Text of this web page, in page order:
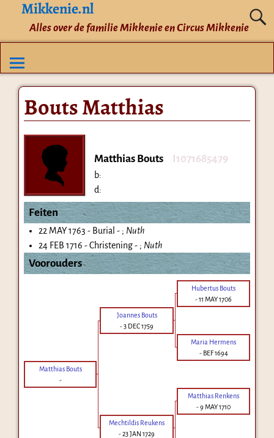
Mikkenie.nl
Alles over de familie Mikkenie en Circus Mikkenie
Bouts Matthias
Matthias Bouts I1071685479
b:
d:
Feiten
22 MAY 1763 - Burial - ; Nuth
24 FEB 1716 - Christening - ; Nuth
Voorouders
Hubertus Bouts
-11 MAY 1706
Joannes Bouts
-3 DEC 1759
Maria Hermens
- BEF 1694
Matthias Bouts
-
Matthias Renkens
-9 MAY 1710
Mechtildis Reukens
-23 JAN 1729